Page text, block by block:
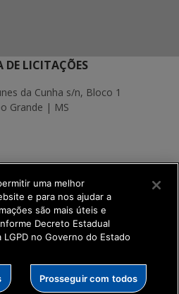
DE LICITAÇÕES
da Cunha s/n, Bloco 1
Grande | MS
uma melhor
e para nos ajudar a
são mais úteis e
Decreto Estadual
no Governo do Estado
Prosseguir com todos